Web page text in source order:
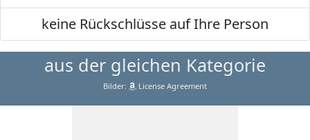
keine Rückschlüsse auf Ihre Person
aus der gleichen Kategorie
Bilder: License Agreement